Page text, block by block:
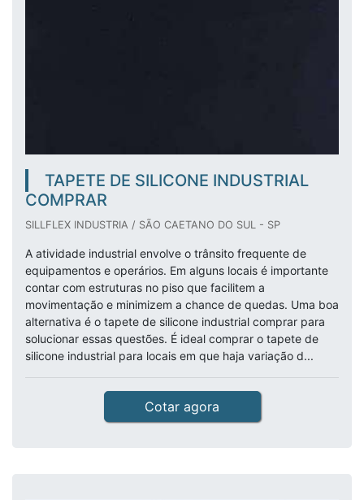
TAPETE DE SILICONE INDUSTRIAL
COMPRAR
SILLFLEX INDUSTRIA / SÃO CAETANO DO SUL - SP
A atividade industrial envolve o trânsito frequente de
equipamentos e operários. Em alguns locais é importante
contar com estruturas no piso que facilitem a
movimentação e minimizem a chance de quedas. Uma boa
alternativa é o tapete de silicone industrial comprar para
solucionar essas questões. É ideal comprar o tapete de
silicone industrial para locais em que haja variação d...
Cotar agora